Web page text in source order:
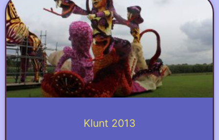
Klunt 2013